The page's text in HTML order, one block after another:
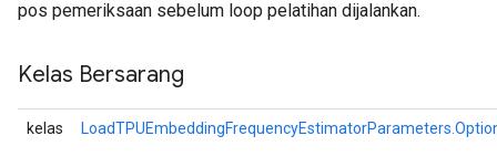
pos pemeriksaan sebelum loop pelatihan dijalankan.
Kelas Bersarang
kelas